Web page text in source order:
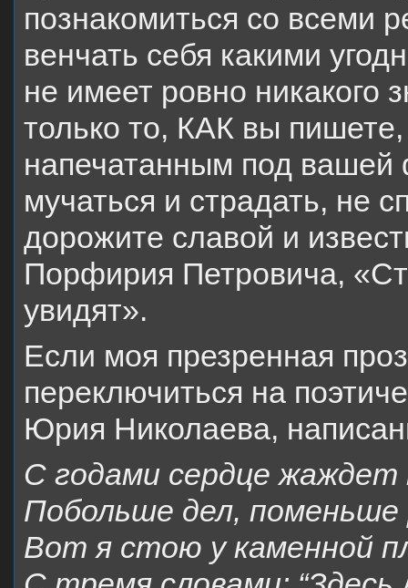
познакомиться со всеми
венчать себя какими
не имеет ровно никакого
только то, КАК вы пишете,
напечатанным под вашей
мучаться и страдать, не
дорожите славой и
Порфирия Петровича,
увидят».
Если моя презренная
переключиться на
Юрия Николаева,
С годами сердце
Побольше дел, поменьше
Вот я стою у каменной